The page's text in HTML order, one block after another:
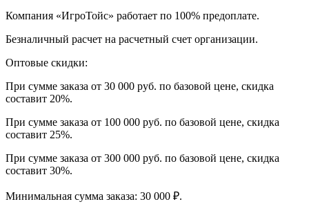
Компания «ИгроТойс» работает по 100% предоплате.
Безналичный расчет на расчетный счет организации.
Оптовые скидки:
При сумме заказа от 30 000 руб. по базовой цене, скидка
составит 20%.
При сумме заказа от 100 000 руб. по базовой цене, скидка
составит 25%.
При сумме заказа от 300 000 руб. по базовой цене, скидка
составит 30%.
Минимальная сумма заказа: 30 000 ₽.